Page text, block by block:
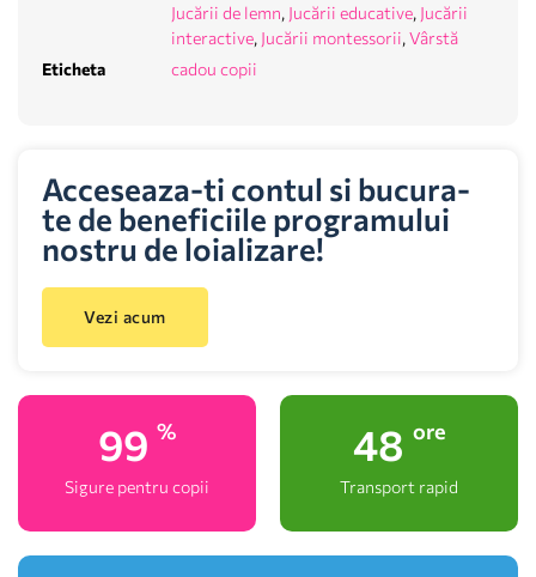
Jucării de lemn, Jucării educative, Jucării
interactive, Jucării montessorii, Vârstă
Eticheta
cadou copii
Acceseaza-ti contul si bucura-
te de beneficiile programului
nostru de loializare!
Vezi acum
100 %
Sigure pentru copii
48 ore
Transport rapid